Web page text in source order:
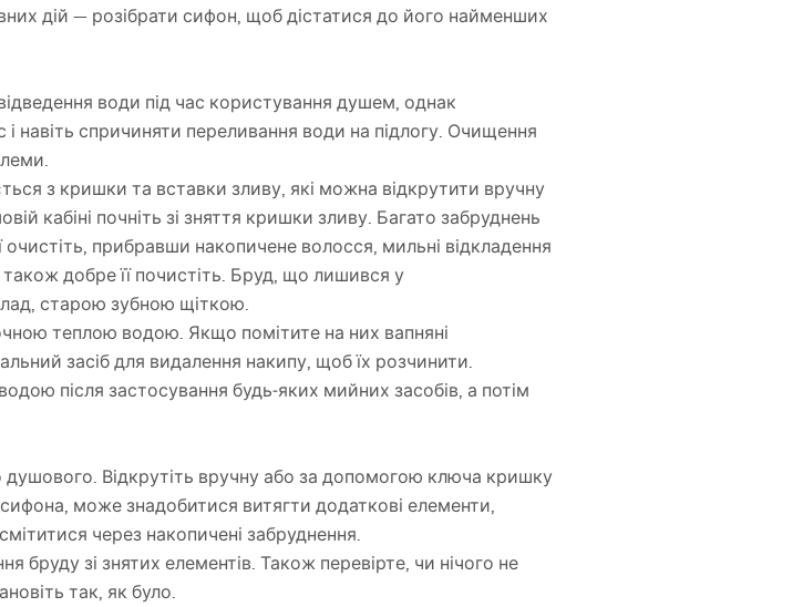
дій — розібрати сифон, щоб дістатися до його найменших
води під час користування душем, однак
спричиняти переливання води на підлогу. Очищення
з кришки та вставки зливу, які можна відкрутити вручну
кабіні почніть зі зняття кришки зливу. Багато забруднень
прибравши накопичене волосся, мильні відкладення
добре її почистіть. Бруд, що лишився у
старою зубною щіткою.
теплою водою. Якщо помітите на них вапняні
засіб для видалення накипу, щоб їх розчинити.
після застосування будь‑яких мийних засобів, а потім
душового. Відкрутіть вручну або за допомогою ключа кришку
може знадобитися витягти додаткові елементи,
через накопичені забруднення.
бруду зі знятих елементів. Також перевірте, чи нічого не
так, як було.